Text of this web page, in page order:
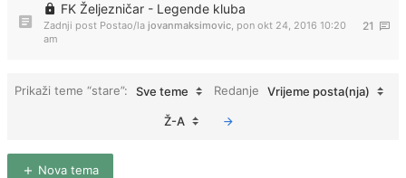
FK Željezničar - Legende kluba
21
Zadnji post Postao/la jovanmaksimovic, pon okt 24, 2016 10:20
am
Prikaži teme “stare”: Sve teme Redanje Vrijeme posta(nja)
Ž-A
Nova tema